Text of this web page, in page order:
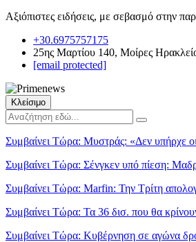
Αξιόπιστες ειδήσεις, με σεβασμό στην
+30.6975757175
25ης Μαρτίου 140, Μοίρες
[email protected]
Κλείσιμο
Συμβαίνει Τώρα: Μυστράς: «Δεν υπήρχε
Συμβαίνει Τώρα: Σένγκεν υπό πίεση:
Συμβαίνει Τώρα: Marfin: Την Τρίτη
Συμβαίνει Τώρα: Τα 36 δισ. που θα
Συμβαίνει Τώρα: Κυβέρνηση σε αγώνα